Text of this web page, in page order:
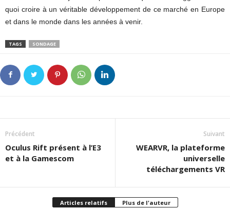
quoi croire à un véritable développement de ce marché en Europe
et dans le monde dans les années à venir.
TAGS SONDAGE
Précédent
Oculus Rift présent à l’E3
et à la Gamescom
Suivant
WEARVR, la plateforme
universelle
téléchargements VR
Articles relatifs Plus de l'auteur